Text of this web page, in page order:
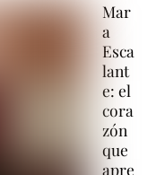
Mar
a
Esca
lant
e: el
cora
zón
que
apre